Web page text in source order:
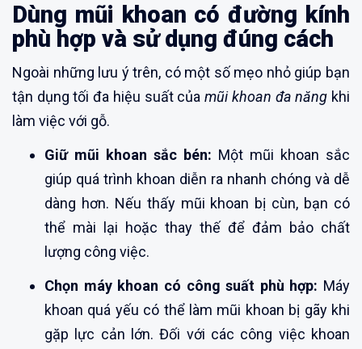
Dùng mũi khoan có đường kính
phù hợp và sử dụng đúng cách
Ngoài những lưu ý trên, có một số mẹo nhỏ giúp bạn
tận dụng tối đa hiệu suất củamũi khoan đa năng khi
làm việc với gỗ.
Giữ mũi khoan sắc bén: Một mũi khoan sắc
giúp quá trình khoan diễn ra nhanh chóng và dễ
dàng hơn. Nếu thấy mũi khoan bị cùn, bạn có
thể mài lại hoặc thay thế để đảm bảo chất
lượng công việc.
Chọn máy khoan có công suất phù hợp: Máy
khoan quá yếu có thể làm mũi khoan bị gãy khi
gặp lực cản lớn. Đối với các công việc khoan